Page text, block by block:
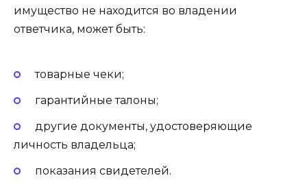
имущество не находится во владении
ответчика, может быть:
товарные чеки;
гарантийные талоны;
другие документы, удостоверяющие
личность владельца;
показания свидетелей.